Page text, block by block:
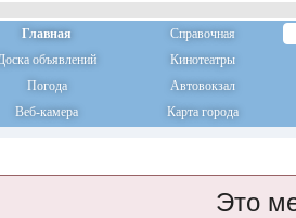
Главная
Справочная
объявлений
Кинотеатры
Погода
Автовокзал
Веб-камера
Карта города
Это